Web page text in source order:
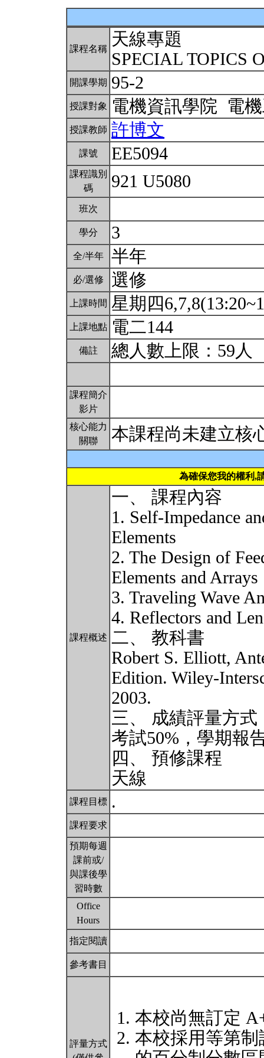
課程名稱 天線專題
SPECIAL TOPICS
開課學期 95-2
授課對象 電機資訊學院 電
授課教師 許博文
課號 EE5094
課程識別
碼
921 U5080
班次
學分 3
全/半年 半年
必/選修 選修
上課時間 星期四
上課地點 電二144
備註 總人數上限：59人
課程簡介
影片
核心能力
關聯
本課程尚未建立核
為確保您我的權利,
課程概述
一、 課程內容
1. Self-Impedance
Elements
2. The Design of
Elements and Arrays
3. Traveling Wave
4. Reflectors and
二、 教科書
Robert S. Elliott,
Edition. Wiley-
2003.
三、 成績評量方式
考試50%，學期報
四、 預修課程
天線
課程目標 .
課程要求
預期每週
課前或/
與課後學
習時數
Office
Hours
指定閱讀
參考書目
評量方式
本校尚無訂定
本校採用等第